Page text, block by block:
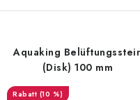
Aquaking
(Disk) 100 mm
(10 %)